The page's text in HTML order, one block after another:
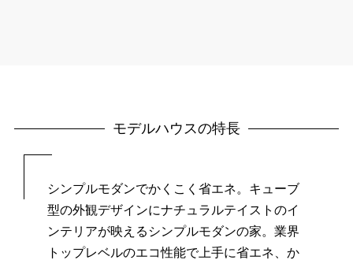
モデルハウスの特長
シンプルモダンでかくこく省エネ。 キューブ
型の外観デザインにナチュラルテイストのイ
ンテリアが映えるシンプルモダンの家。 業界
トップレベルのエコ性能で上手に省エネ、か